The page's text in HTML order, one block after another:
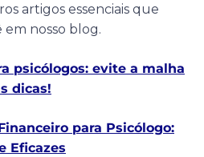
artigos essenciais que
em nosso blog.
psicólogos: evite a malha
dicas!
para Psicólogo:
Eficazes